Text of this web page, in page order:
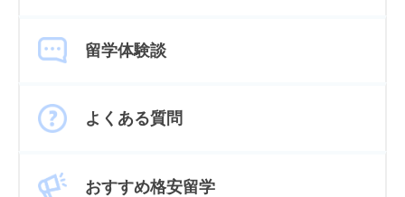
留学体験談
よくある質問
おすすめ格安留学